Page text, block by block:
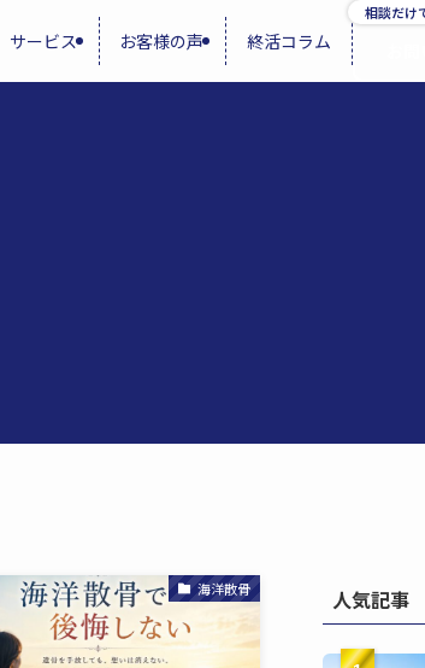
サービス お客様の声 終活コラム
相談だけ
海洋散骨 人気記事